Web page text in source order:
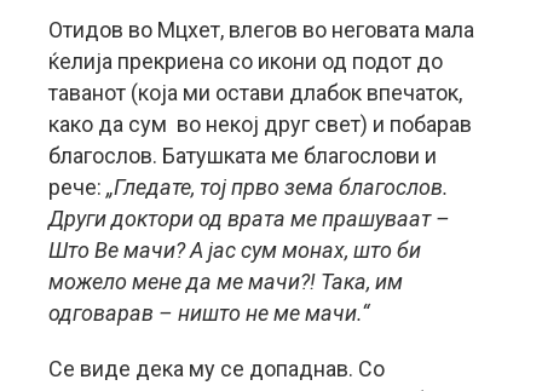
Отидов во Мцхет, влегов во неговата мала
ќелија прекриена со икони од подот до
таванот (која ми остави длабок впечаток,
како да сум во некој друг свет) и побарав
благослов. Батушката ме благослови и
рече: „Гледате, тој прво зема благослов.
Други доктори од врата ме прашуваат –
Што Ве мачи? А јас сум монах, што би
можело мене да ме мачи?! Така, им
одговарав – ништо не ме мачи.“
Се виде дека му се допаднав. Со